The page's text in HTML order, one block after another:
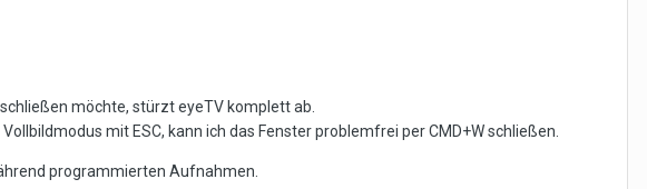
möchte, stürzt eyeTV komplett ab.
mit ESC, kann ich das Fenster problemfrei per CMD+W schließen.
programmierten Aufnahmen.